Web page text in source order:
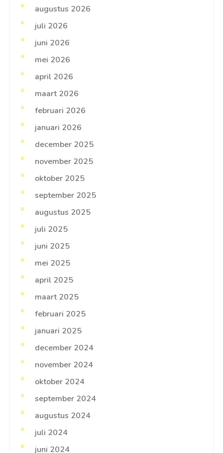
augustus 2026
juli 2026
juni 2026
mei 2026
april 2026
maart 2026
februari 2026
januari 2026
december 2025
november 2025
oktober 2025
september 2025
augustus 2025
juli 2025
juni 2025
mei 2025
april 2025
maart 2025
februari 2025
januari 2025
december 2024
november 2024
oktober 2024
september 2024
augustus 2024
juli 2024
juni 2024